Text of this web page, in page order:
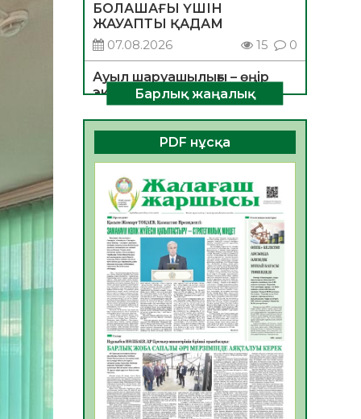
БОЛАШАҒЫ ҮШІН
ЖАУАПТЫ ҚАДАМ
07.08.2026
15 0
Ауыл шаруашылығы – өңір
экономикасының негізгі
тірегі
06.08.2026
26 0
ҚОҒАМДЫҚ БЕЛСЕНДІЛІК –
ЕЛ ДАМУЫНЫҢ НЕГІЗІ
06.08.2026
24
ҚҰРЫЛТАЙ САЙЛАУЫ –
БОЛАШАҚҚА БАСТАР
ЖАУАПТЫ ТАҢДАУ
06.08.2026
27
Инфекциялық ауруларға
қарсы иммундау
жұмыстарының тиімділігі
06.08.2026
28
Көкжөтел ауруы туралы
Барлық жаңалық
PDF нұсқа